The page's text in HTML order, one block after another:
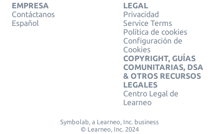
EMPRESA
Contáctanos
Español
LEGAL
Privacidad
Service Terms
Política de cookies
Configuración de
Cookies
COPYRIGHT, GUÍAS
COMUNITARIAS, DSA
& OTROS RECURSOS
LEGALES
Centro Legal de
Learneo
Symbolab, a Learneo, Inc. business
© Learneo, Inc. 2024